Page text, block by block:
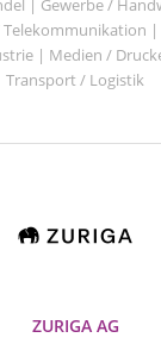
| Gewerbe /
|
| Medien /
Transport / Logistik
ZURIGA AG